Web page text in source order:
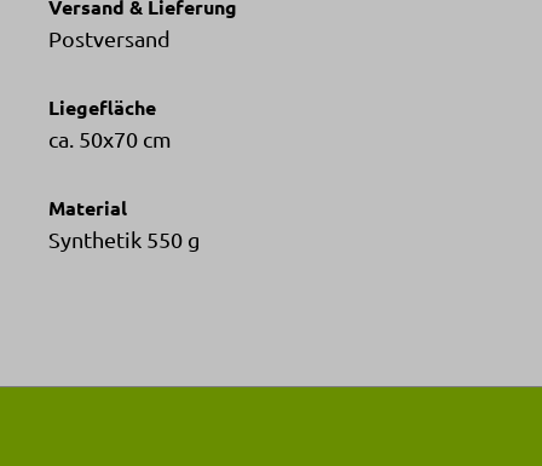
Versand & Lieferung
Postversand
Liegefläche
ca. 50x70 cm
Material
Synthetik 550 g